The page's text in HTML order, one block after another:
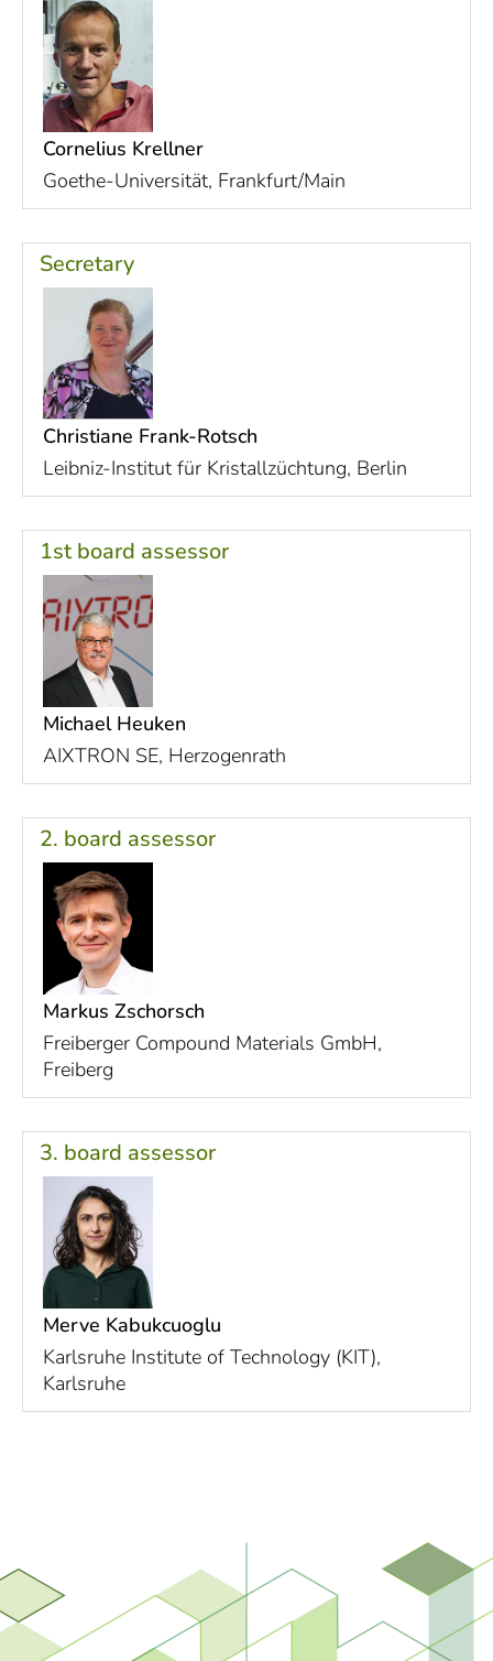
Cornelius Krellner
Goethe-Universität, Frankfurt/Main
Secretary
Christiane Frank-Rotsch
Leibniz-Institut für Kristallzüchtung, Berlin
1st board assessor
Michael Heuken
AIXTRON SE, Herzogenrath
2. board assessor
Markus Zschorsch
Freiberger Compound Materials GmbH,
Freiberg
3. board assessor
Merve Kabukcuoglu
Karlsruhe Institute of Technology (KIT),
Karlsruhe